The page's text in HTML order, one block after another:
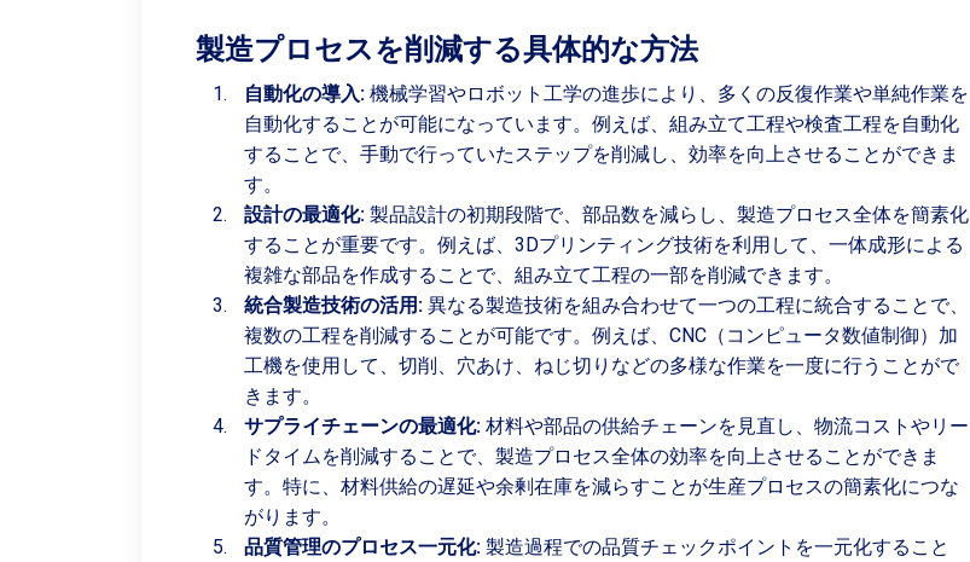
製造プロセスを削減する具体的な方法
自動化の導入: 機械学習やロボット工学の進歩により、多くの反復作業や単純作業を
自動化することが可能になっています。例えば、組み立て工程や検査工程を自動化
することで、手動で行っていたステップを削減し、効率を向上させることができま
す。
設計の最適化: 製品設計の初期段階で、部品数を減らし、製造プロセス全体を簡素化
することが重要です。例えば、3Dプリンティング技術を利用して、一体成形による
複雑な部品を作成することで、組み立て工程の一部を削減できます。
統合製造技術の活用: 異なる製造技術を組み合わせて一つの工程に統合することで、
複数の工程を削減することが可能です。例えば、CNC（コンピュータ数値制御）加
工機を使用して、切削、穴あけ、ねじ切りなどの多様な作業を一度に行うことがで
きます。
サプライチェーンの最適化: 材料や部品の供給チェーンを見直し、物流コストやリー
ドタイムを削減することで、製造プロセス全体の効率を向上させることができま
す。特に、材料供給の遅延や余剰在庫を減らすことが生産プロセスの簡素化につな
がります。
品質管理のプロセス一元化: 製造過程での品質チェックポイントを一元化すること